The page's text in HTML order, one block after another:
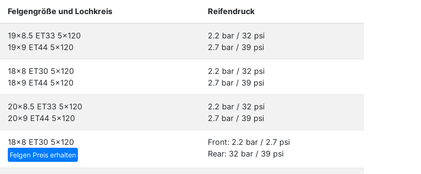
Felgengröße und Lochkreis Reifendruck
19x8.5 ET33 5x120
19x9 ET44 5x120
2.2 bar / 32 psi
2.7 bar / 39 psi
18x8 ET30 5x120
18x9 ET44 5x120
2.2 bar / 32 psi
2.7 bar / 39 psi
20x8.5 ET33 5x120
20x9 ET44 5x120
2.2 bar / 32 psi
2.7 bar / 39 psi
18x8 ET30 5x120
Felgen Preis erhalten
Front: 2.2 bar / 2.7 psi
Rear: 32 bar / 39 psi